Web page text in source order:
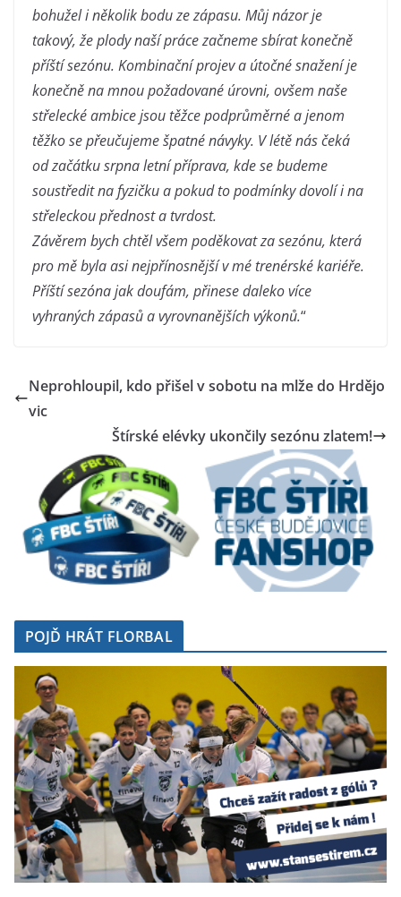
bohužel i několik bodu ze zápasu. Můj názor je
takový, že plody naší práce začneme sbírat konečně
příští sezónu. Kombinační projev a útočné snažení je
konečně na mnou požadované úrovni, ovšem naše
střelecké ambice jsou těžce podprůměrné a jenom
těžko se přeučujeme špatné návyky. V létě nás čeká
od začátku srpna letní příprava, kde se budeme
soustředit na fyzičku a pokud to podmínky dovolí i na
střeleckou přednost a tvrdost.
Závěrem bych chtěl všem poděkovat za sezónu, která
pro mě byla asi nejpřínosnější v mé trenérské kariéře.
Příští sezóna jak doufám, přinese daleko více
vyhraných zápasů a vyrovnanějších výkonů.“
Neprohloupil, kdo přišel v sobotu na mlže do Hrdějo
vic
Štírské elévky ukončily sezónu zlatem!
POJĎ HRÁT FLORBAL